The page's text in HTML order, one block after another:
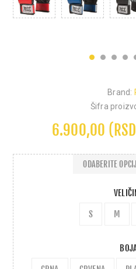
Brand:
Šifra
6.900,00
S M
ODABERITE